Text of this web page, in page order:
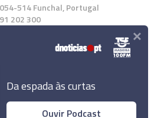
514 Funchal, Portugal
202 300
a nossa App
Da espada às curtas
Ouvir Podcast
×